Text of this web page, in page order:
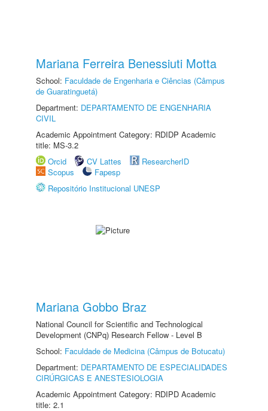
Mariana Ferreira Benessiuti Motta
School: Faculdade de Engenharia e Ciências (Câmpus
de Guaratinguetá)
Department: DEPARTAMENTO DE ENGENHARIA
CIVIL
Academic Appointment Category: RDIDP Academic
title: MS-3.2
Orcid
CV Lattes
ResearcherID
Scopus
Fapesp
Repositório Institucional UNESP
Mariana Gobbo Braz
National Council for Scientific and Technological
Development (CNPq) Research Fellow - Level B
School: Faculdade de Medicina (Câmpus de Botucatu)
Department: DEPARTAMENTO DE ESPECIALIDADES
CIRÚRGICAS E ANESTESIOLOGIA
Academic Appointment Category: RDIPD Academic
title: 2.1